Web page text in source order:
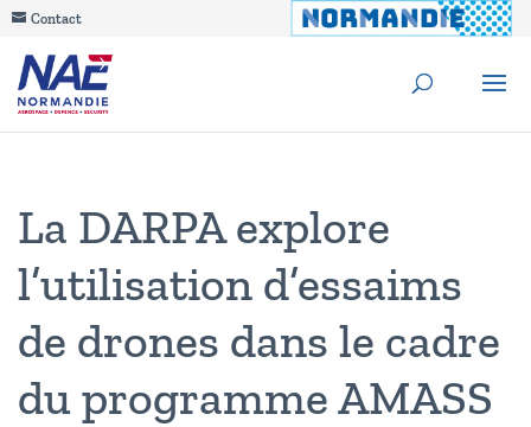
Contact
La DARPA explore
l’utilisation d’essaims
de drones dans le cadre
du programme AMASS